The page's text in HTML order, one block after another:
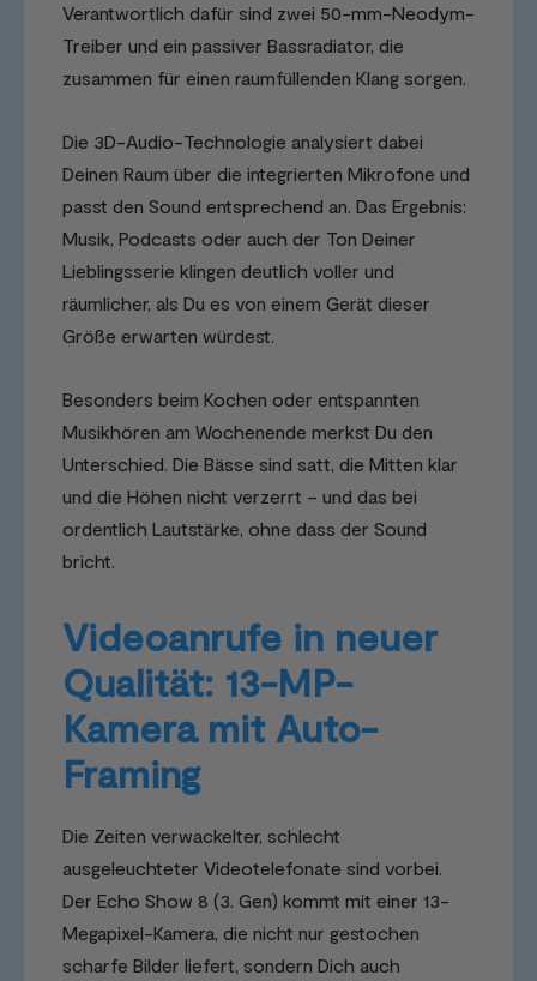
Verantwortlich dafür sind zwei 50-mm-Neodym-
Treiber und ein passiver Bassradiator, die
zusammen für einen raumfüllenden Klang sorgen.
Die 3D-Audio-Technologie analysiert dabei
Deinen Raum über die integrierten Mikrofone und
passt den Sound entsprechend an. Das Ergebnis:
Musik, Podcasts oder auch der Ton Deiner
Lieblingsserie klingen deutlich voller und
räumlicher, als Du es von einem Gerät dieser
Größe erwarten würdest.
Besonders beim Kochen oder entspannten
Musikhören am Wochenende merkst Du den
Unterschied. Die Bässe sind satt, die Mitten klar
und die Höhen nicht verzerrt – und das bei
ordentlich Lautstärke, ohne dass der Sound
bricht.
Videoanrufe in neuer
Qualität: 13-MP-
Kamera mit Auto-
Framing
Die Zeiten verwackelter, schlecht
ausgeleuchteter Videotelefonate sind vorbei.
Der Echo Show 8 (3. Gen) kommt mit einer 13-
Megapixel-Kamera, die nicht nur gestochen
scharfe Bilder liefert, sondern Dich auch